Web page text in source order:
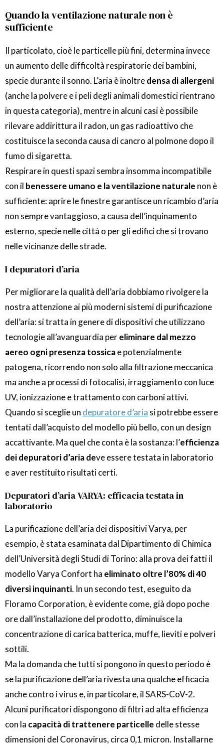
Quando la ventilazione naturale non è
sufficiente
Il particolato, cioè le particelle più fini, determina invece
un aumento delle difficoltà respiratorie dei bambini,
specie durante il sonno. L’aria è inoltredensa di allergeni
(anche la polvere e i peli degli animali domestici rientrano
in questa categoria), mentre in alcuni casi è possibile
rilevare addirittura il radon, un gas radioattivo che
costituisce la seconda causa di cancro al polmone dopo il
fumo di sigaretta.
Respirare in questi spazi sembra insomma incompatibile
con il benessere umano e la ventilazione naturale non è
sufficiente: aprire le finestre garantisce un ricambio d’aria
non sempre vantaggioso, a causa dell’inquinamento
esterno, specie nelle città o per gli edifici che si trovano
nelle vicinanze delle strade.
I depuratori d’aria
Per migliorare la qualità dell’aria dobbiamo rivolgere la
nostra attenzione ai più moderni sistemi di purificazione
dell’aria: si tratta in genere di dispositivi che utilizzano
tecnologie all’avanguardia pereliminare dal mezzo
aereo ogni presenza tossicae potenzialmente
patogena, ricorrendo non solo alla filtrazione meccanica
ma anche a processi di fotocalisi, irraggiamento con luce
UV, ionizzazione e trattamento con carboni attivi.
Quando si sceglie un depuratore d’aria si potrebbe essere
tentati dall’acquisto del modello più bello, con un design
accattivante. Ma quel che conta è la sostanza: l’efficienza
dei depuratori d’aria deve essere testata in laboratorio
e aver restituito risultati certi.
Depuratori d’aria VARYA: efficacia testata in
laboratorio
La purificazione dell’aria dei dispositivi Varya, per
esempio, è stata esaminata dal Dipartimento di Chimica
dell’Università degli Studi di Torino: alla prova dei fatti il
modello Varya Confort ha eliminato oltre l’80% di 40
diversi inquinanti. In un secondo test, eseguito da
Floramo Corporation, è evidente come, già dopo poche
ore dall’installazione del prodotto, diminuisce la
concentrazione di carica batterica, muffe, lieviti e polveri
sottili.
Ma la domanda che tutti si pongono in questo periodo è
se la purificazione dell’aria rivesta una qualche efficacia
anche contro i virus e, in particolare, il SARS-CoV-2.
Alcuni purificatori dispongono di filtri ad alta efficienza
con la capacità di trattenere particelle delle stesse
dimensioni del Coronavirus, circa 0,1 micron. Installarne